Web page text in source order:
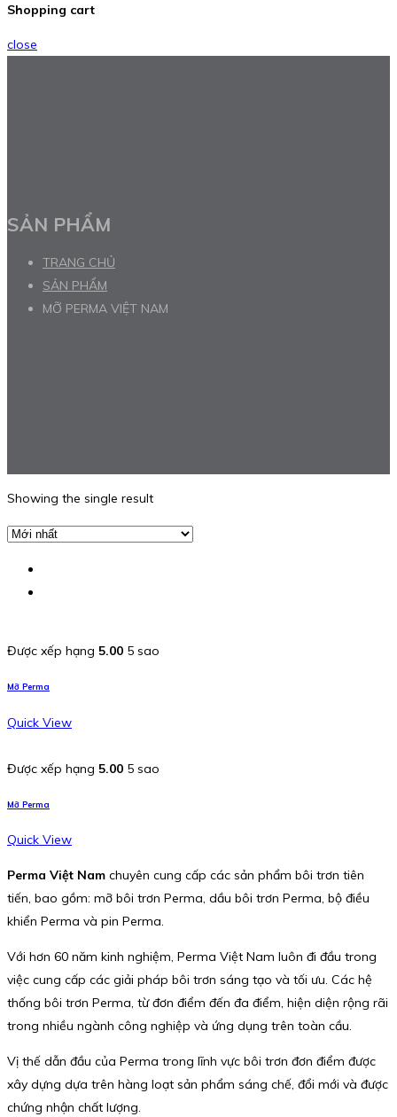
Shopping cart
close
SẢN PHẨM
TRANG CHỦ
SẢN PHẨM
MỠ PERMA VIỆT NAM
Showing the single result
Được xếp hạng 5.00 5 sao
Mỡ Perma
Quick View
Được xếp hạng 5.00 5 sao
Mỡ Perma
Quick View
Perma Việt Nam chuyên cung cấp các sản phẩm bôi trơn tiên
tiến, bao gồm: mỡ bôi trơn Perma, dầu bôi trơn Perma, bộ điều
khiển Perma và pin Perma.
Với hơn 60 năm kinh nghiệm, Perma Việt Nam luôn đi đầu trong
việc cung cấp các giải pháp bôi trơn sáng tạo và tối ưu. Các hệ
thống bôi trơn Perma, từ đơn điểm đến đa điểm, hiện diện rộng rãi
trong nhiều ngành công nghiệp và ứng dụng trên toàn cầu.
Vị thế dẫn đầu của Perma trong lĩnh vực bôi trơn đơn điểm được
xây dựng dựa trên hàng loạt sản phẩm sáng chế, đổi mới và được
chứng nhận chất lượng.